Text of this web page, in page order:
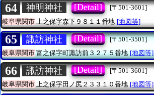
64 神明神社 [Detail]
[〒501-3601]
岐阜県関市 上之保字森下９８１１番地 [地図等]
65 諏訪神社 [Detail]
[〒501-3501]
岐阜県関市富之保字町諏訪前３２７５番地 [地図等]
66 諏訪神社 [Detail]
[〒501-3601]
岐阜県関市上之保字田ノ尻２３３１０番地 [地図等]